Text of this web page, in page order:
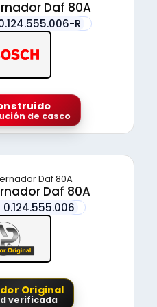
Daf 80A
R
de casco
Daf 80A
0.124.555.006
Original
verificada